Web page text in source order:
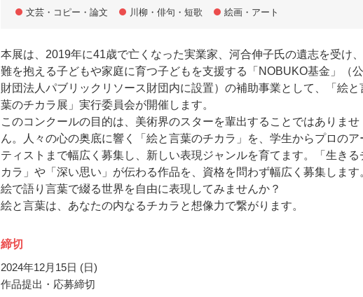
文芸・コピー・論文 川柳・俳句・短歌 絵画・アート
本展は、2019年に41歳で亡くなった実業家、河合伸子氏の遺志を受け
難を抱える子どもや家庭に育つ子どもを支援する「NOBUKO基金」（
財団法人パブリックリソース財団内に設置）の補助事業として、「絵と
葉のチカラ展」実行委員会が開催します。
このコンクールの目的は、美術界のスターを輩出することではありませ
ん。人々の心の奥底に響く「絵と言葉のチカラ」を、学生からプロのア
ティストまで幅広く募集し、新しい表現ジャンルを育てます。「生きる
カラ」や「深い思い」が伝わる作品を、資格を問わず幅広く募集します
絵で語り言葉で綴る世界を自由に表現してみませんか？
絵と言葉は、あなたの内なるチカラと想像力で繋がります。
締切
2024年12月15日 (日)
作品提出・応募締切